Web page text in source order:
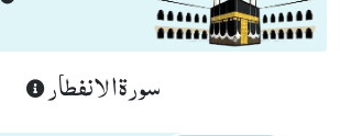
سورة الانفطار